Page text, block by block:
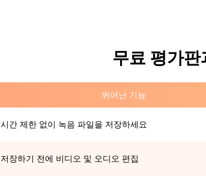
무료 평가
뛰어난 기능
시간 제한 없이 녹음 파일을 저장하세요
저장하기 전에 비디오 및 오디오 편집